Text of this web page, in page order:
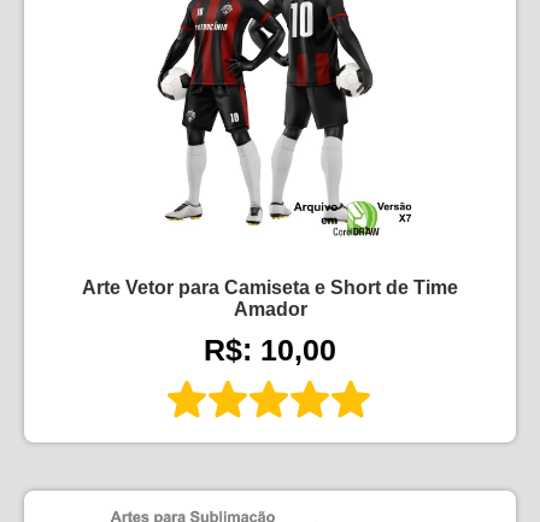
Arte Vetor para Camiseta e Short de Time
Amador
R$: 10,00